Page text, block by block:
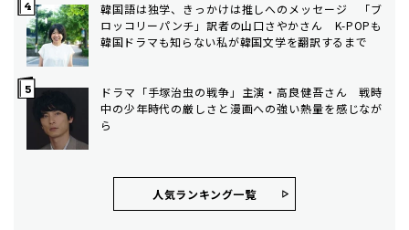
韓国語は独学、きっかけは推しへのメッセージ 「ブ
ロッコリーパンチ」訳者の山口さやかさん K-POPも
韓国ドラマも知らない私が韓国文学を翻訳するまで
ドラマ「手塚治虫の戦争」主演・高良健吾さん 戦時
中の少年時代の厳しさと漫画への強い熱量を感じなが
ら
人気ランキング⼀覧